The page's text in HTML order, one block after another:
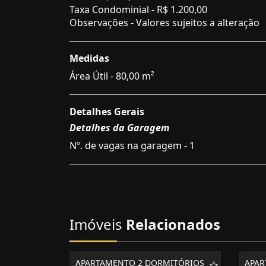
Taxa Condominial - R$ 1.200,00
Observações - Valores sujeitos a alteração
Medidas
Área Útil - 80,00 m²
Detalhes Gerais
Detalhes da Garagem
Nº. de vagas na garagem - 1
Imóveis Relacionados
APARTAMENTO 2 DORMITÓRIOS